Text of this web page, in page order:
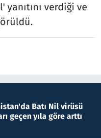
yanıtını verdiği ve
Batı Nil virüsü
geçen yıla göre arttı